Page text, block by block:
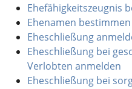
Ehefähigkeitszeugnis
Ehenamen bestimmen
Eheschließung
Eheschließung bei
Verlobten anmelden
Eheschließung bei